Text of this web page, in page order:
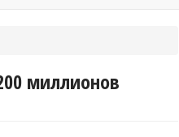
миллионов